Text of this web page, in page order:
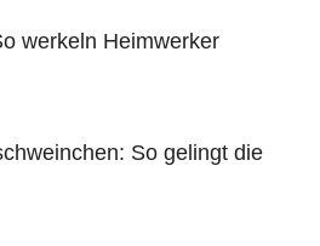
werkeln Heimwerker
So gelingt die